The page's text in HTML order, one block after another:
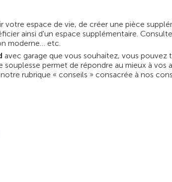
votre espace de vie, de créer une pièce
ainsi d'un espace supplémentaire.
moderne… etc.
avec garage que vous souhaitez, vous pouvez
permet de répondre au mieux à vos
rubrique « conseils » consacrée à nos